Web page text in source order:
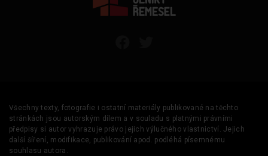
Všechny texty, fotografie i ostatní materiály publikované na těchto
stránkách jsou autorským dílem a v souladu s platnými právními
předpisy si autor vyhrazuje právo jejich výlučného vlastnictví. Jejich
další šíření, modifikace, publikování apod. podléhá písemnému
souhlasu autora.